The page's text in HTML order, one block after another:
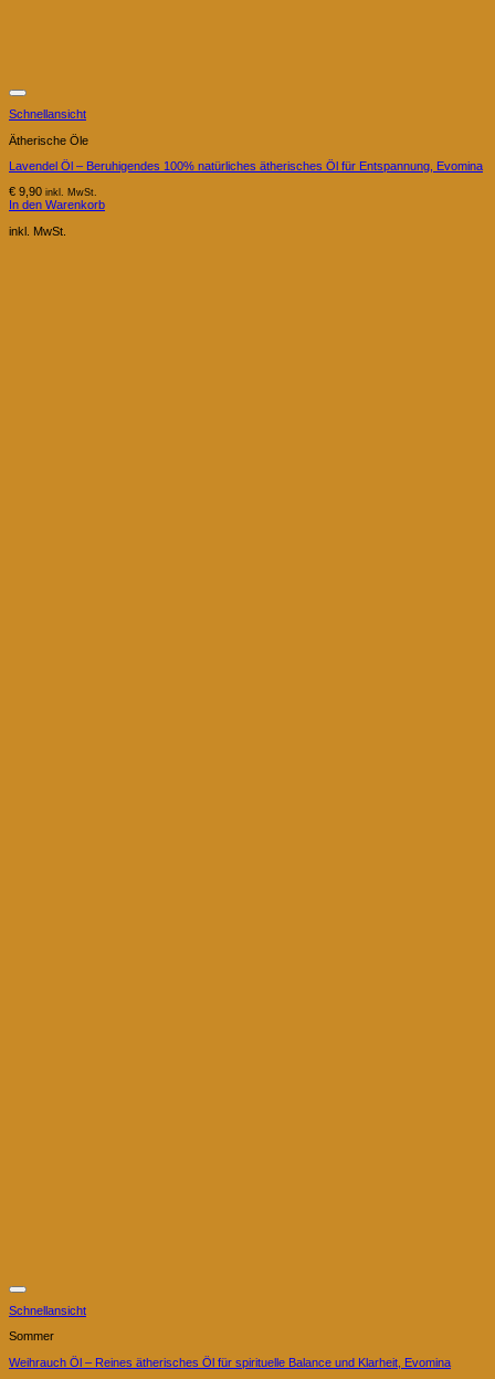
Schnellansicht
Ätherische Öle
Lavendel Öl – Beruhigendes 100% natürliches ätherisches Öl für Entspannung, Evomina
€ 9,90 inkl. MwSt.
In den Warenkorb
inkl. MwSt.
Schnellansicht
Sommer
Weihrauch Öl – Reines ätherisches Öl für spirituelle Balance und Klarheit, Evomina